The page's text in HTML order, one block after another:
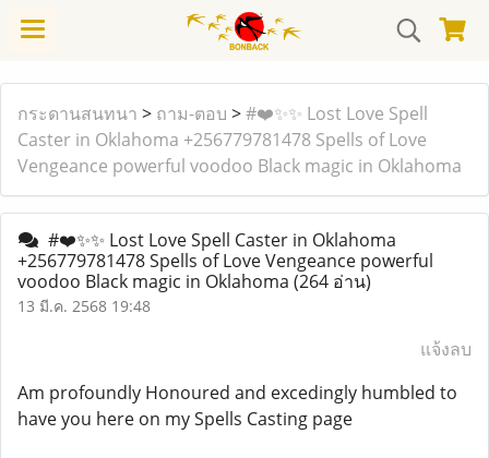
กระดานสนทนา > ถาม-ตอบ >#❤️✨✨ Lost Love Spell
Caster in Oklahoma +256779781478 Spells of Love
Vengeance powerful voodoo Black magic in Oklahoma
#❤️✨✨ Lost Love Spell Caster in Oklahoma
+256779781478 Spells of Love Vengeance powerful
voodoo Black magic in Oklahoma (264 อ่าน)
13 มี.ค. 2568 19:48
แจ้งลบ
Am profoundly Honoured and excedingly humbled to
have you here on my Spells Casting page